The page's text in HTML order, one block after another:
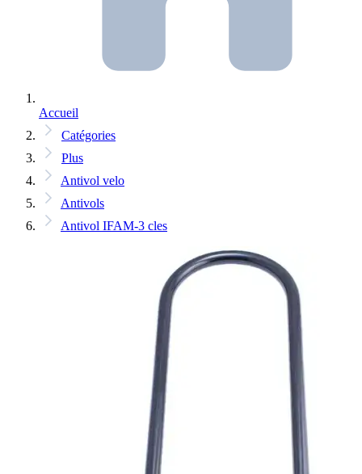
Accueil
Catégories
Plus
Antivol velo
Antivols
Antivol IFAM-3 cles